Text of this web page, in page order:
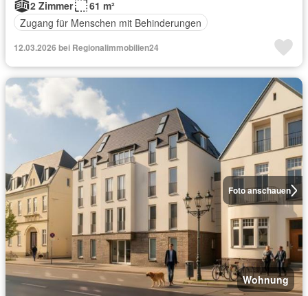
2 Zimmer
61 m²
Zugang für Menschen mit Behinderungen
12.03.2026 bei Regionalimmobilien24
Foto anschauen
Wohnung